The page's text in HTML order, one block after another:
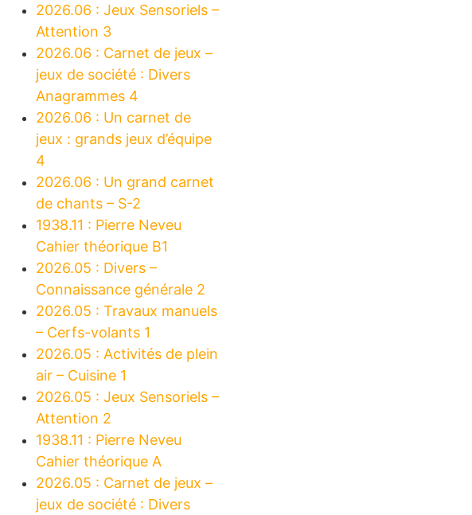
2026.06 : Jeux Sensoriels –
Attention 3
2026.06 : Carnet de jeux –
jeux de société : Divers
Anagrammes 4
2026.06 : Un carnet de
jeux : grands jeux d’équipe
4
2026.06 : Un grand carnet
de chants – S-2
1938.11 : Pierre Neveu
Cahier théorique B1
2026.05 : Divers –
Connaissance générale 2
2026.05 : Travaux manuels
– Cerfs-volants 1
2026.05 : Activités de plein
air – Cuisine 1
2026.05 : Jeux Sensoriels –
Attention 2
1938.11 : Pierre Neveu
Cahier théorique A
2026.05 : Carnet de jeux –
jeux de société : Divers